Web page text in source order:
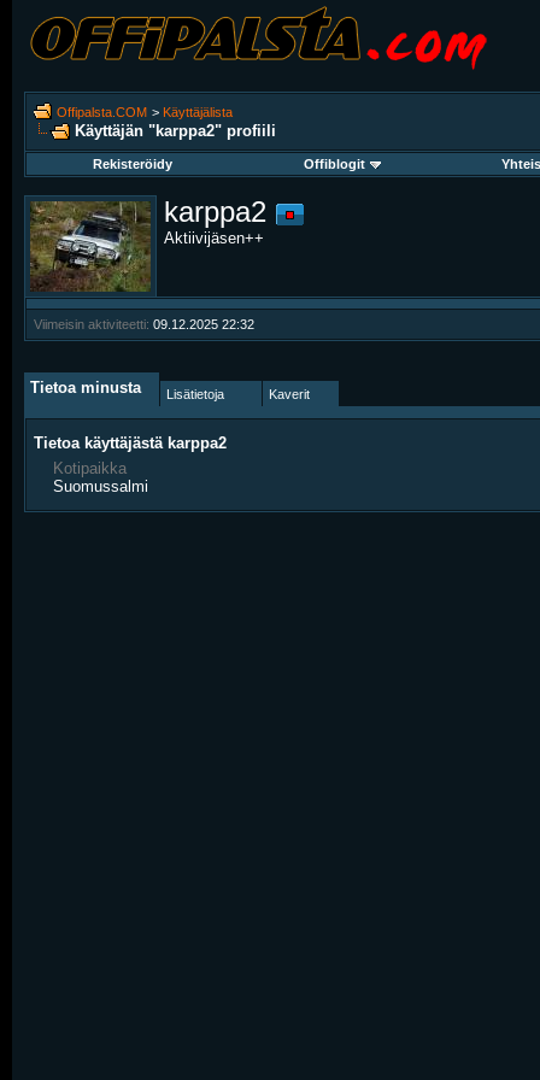
Offipalsta.COM > Käyttäjälista
Käyttäjän "karppa2" profiili
Rekisteröidy Offiblogit
karppa2
Aktiivijäsen++
Viimeisin aktiviteetti: 09.12.2025 22:32
Tietoa minusta Lisätietoja Kaverit
Tietoa käyttäjästä karppa2
Kotipaikka
Suomussalmi